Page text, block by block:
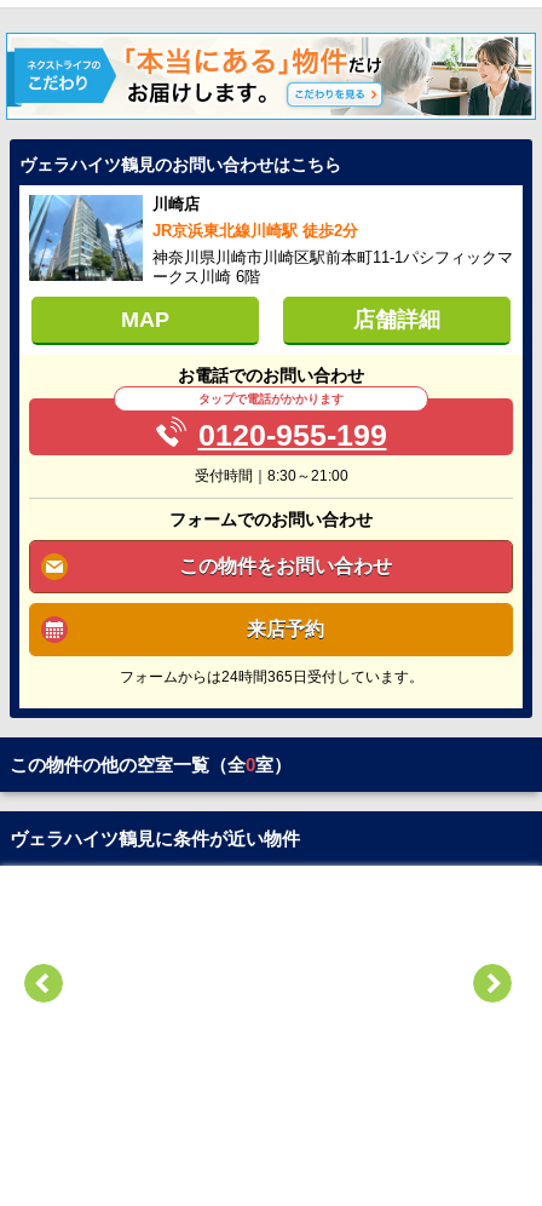
ヴェラハイツ鶴見のお問い合わせはこちら
川崎店
JR京浜東北線川崎駅 徒歩2分
神奈川県川崎市川崎区駅前本町11-1パシフィックマ
ークス川崎 6階
MAP 店舗詳細
お電話でのお問い合わせ
タップで電話がかかります
0120-955-199
受付時間｜8:30～21:00
フォームでのお問い合わせ
この物件をお問い合わせ
来店予約
フォームからは24時間365日受付しています。
この物件の他の空室一覧（全0室）
ヴェラハイツ鶴見に条件が近い物件